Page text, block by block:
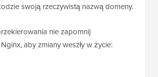
swoją rzeczywistą nazwą domeny.
nie zapomnij
aby zmiany weszły w życie: